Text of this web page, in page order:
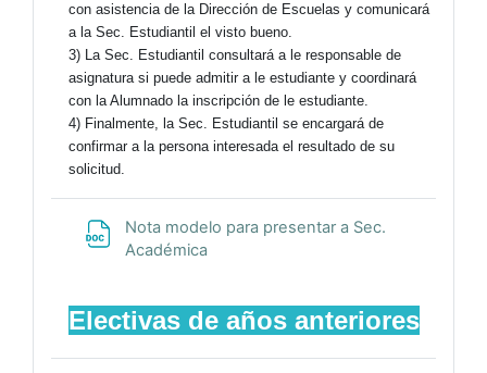
con asistencia de la Dirección de Escuelas y comunicará
a la Sec. Estudiantil el visto bueno.
3) La Sec. Estudiantil consultará a le responsable de
asignatura si puede admitir a le estudiante y coordinará
con la Alumnado la inscripción de le estudiante.
4) Finalmente, la Sec. Estudiantil se encargará de
confirmar a la persona interesada el resultado de su
solicitud.
Nota modelo para presentar a Sec.
Académica
Electivas de años anteriores